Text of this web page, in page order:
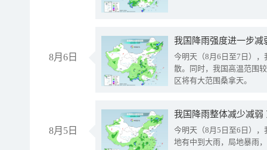
8月6日
今明天（8月6日至7日）
散。同时，我国高温范围
区将有大范围桑拿天。
8月5日
我国降雨整体减少减弱
今明天（8月5日至6日）
地有中到大雨，局地暴雨